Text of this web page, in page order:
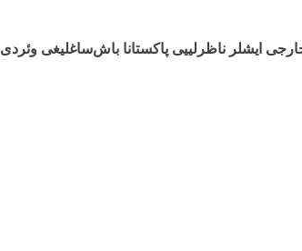
خارجی ایشلر ناظرلییی پاکستانا باش‌ساغلیغی وئردی